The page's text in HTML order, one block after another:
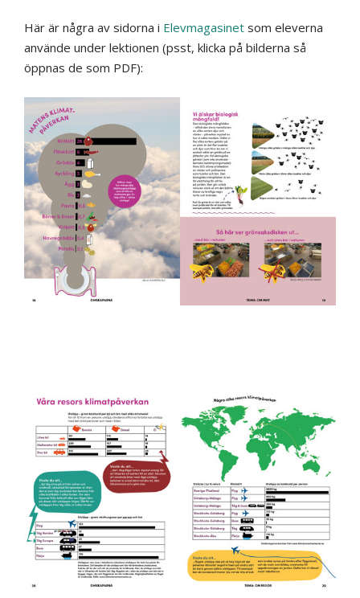
Här är några av sidorna i Elevmagasinet som eleverna
använde under lektionen (psst, klicka på bilderna så
öppnas de som PDF):